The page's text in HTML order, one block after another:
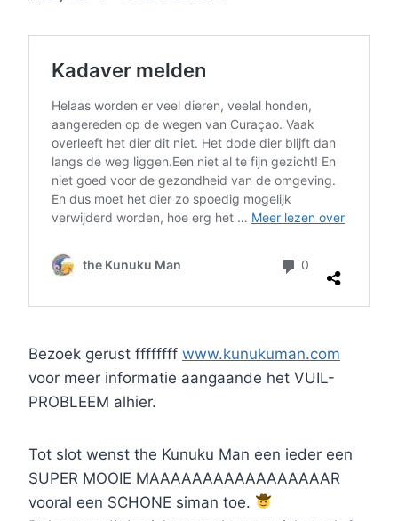
Bezoek gerust ffffffff www.kunukuman.com
voor meer informatie aangaande het VUIL-
PROBLEEM alhier.
Tot slot wenst the Kunuku Man een ieder een
SUPER MOOIE MAAAAAAAAAAAAAAAAAR
vooral een SCHONE siman toe.